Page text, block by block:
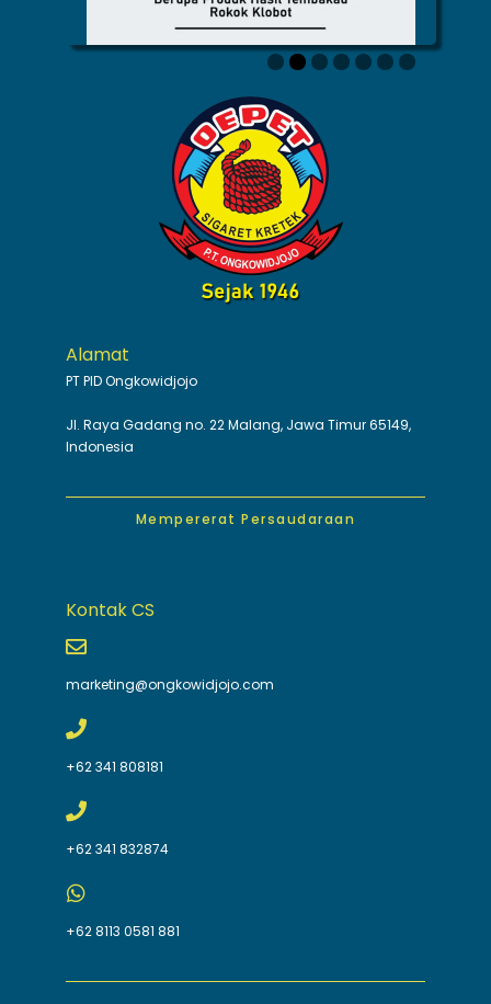
Alamat
PT PID Ongkowidjojo
Jl. Raya Gadang no. 22 Malang, Jawa Timur 65149,
Indonesia
Mempererat Persaudaraan
Kontak CS
marketing@ongkowidjojo.com
+62 341 808181
+62 341 832874
+62 8113 0581 881